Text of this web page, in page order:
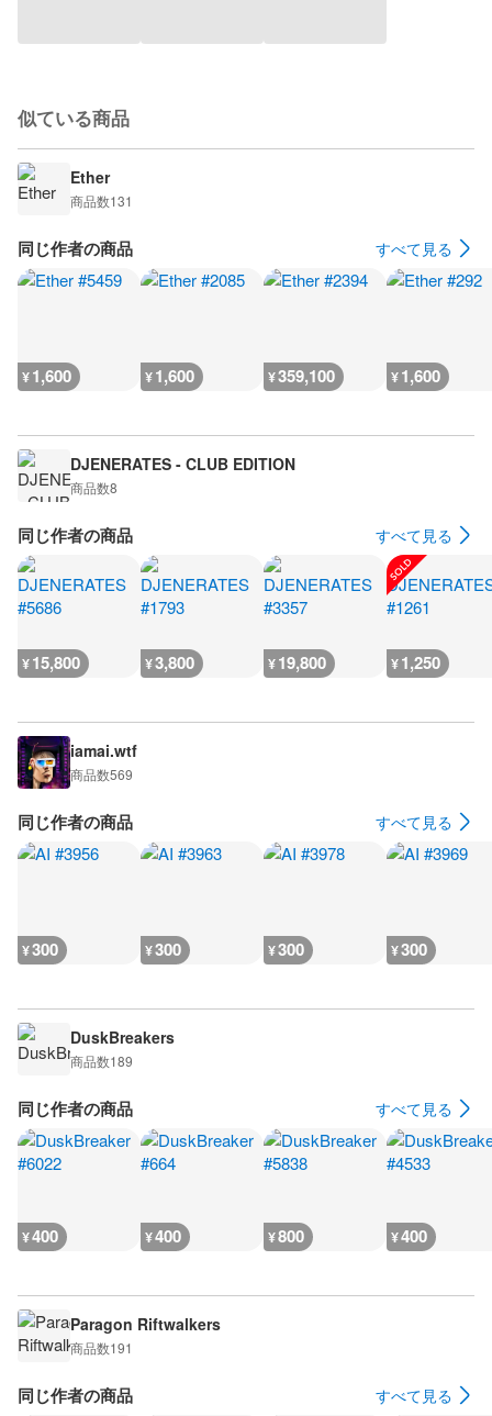
似ている商品
Ether
商品数131
同じ作者の商品 すべて見る
¥1,600 ¥1,600 ¥359,100 ¥1,600
DJENERATES - CLUB EDITION
商品数8
同じ作者の商品 すべて見る
¥15,800 ¥3,800 ¥19,800 ¥1,250
iamai.wtf
商品数569
同じ作者の商品 すべて見る
¥300 ¥300 ¥300 ¥300
DuskBreakers
商品数189
同じ作者の商品 すべて見る
¥400 ¥400 ¥800 ¥400
Paragon Riftwalkers
商品数191
同じ作者の商品 すべて見る